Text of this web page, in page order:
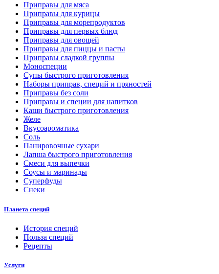
Приправы для мяса
Приправы для курицы
Приправы для морепродуктов
Приправы для первых блюд
Приправы для овощей
Приправы для пиццы и пасты
Приправы сладкой группы
Моноспеции
Супы быстрого приготовления
Наборы приправ, специй и пряностей
Приправы без соли
Приправы и специи для напитков
Каши быстрого приготовления
Желе
Вкусоароматика
Соль
Панировочные сухари
Лапша быстрого приготовления
Смеси для выпечки
Соусы и маринады
Суперфуды
Снеки
Планета специй
История специй
Польза специй
Рецепты
Услуги